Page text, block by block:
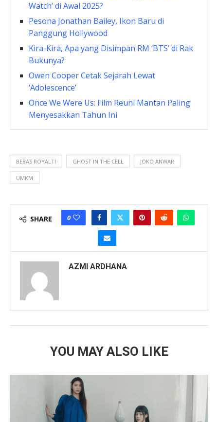
Watch’ di Awal 2025?
Pesona Jonathan Bailey, Ikon Baru di
Panggung Hollywood
Kira-Kira, Apa yang Disimpan RM ‘BTS’ di Rak
Bukunya?
Owen Cooper Cetak Sejarah Lewat
‘Adolescence’
Once We Were Us: Film Reuni Mantan Paling
Menyesakkan Tahun Ini
BEBAS ROYALTI GHOST IN THE CELL JOKO ANWAR
UMKM
SHARE 0
AZMI ARDHANA
YOU MAY ALSO LIKE